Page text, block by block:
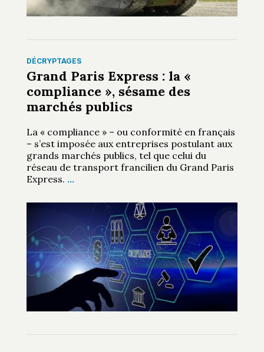
DÉCRYPTAGES
Grand Paris Express : la «
compliance », sésame des
marchés publics
La « compliance » – ou conformité en français
– s’est imposée aux entreprises postulant aux
grands marchés publics, tel que celui du
réseau de transport francilien du Grand Paris
Express. …